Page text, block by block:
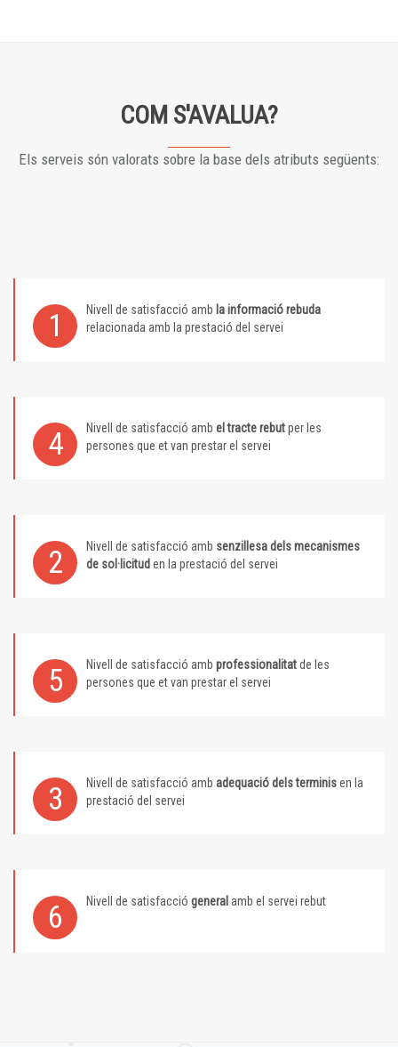
COM S'AVALUA?
Els serveis són valorats sobre la base dels atributs següents:
1 Nivell de satisfacció amb la informació rebuda
relacionada amb la prestació del servei
4 Nivell de satisfacció amb el tracte rebutper les
persones que et van prestar el servei
2 Nivell de satisfacció amb senzillesa dels mecanismes
de sol·licitud en la prestació del servei
5 Nivell de satisfacció amb professionalitatde les
persones que et van prestar el servei
3 Nivell de satisfacció amb adequació dels terminisen la
prestació del servei
6 Nivell de satisfacció general amb el servei rebut